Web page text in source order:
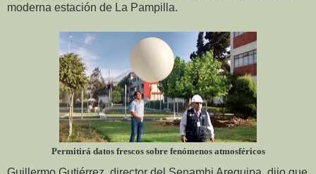
moderna estación de La Pampilla.
Permitirá datos frescos sobre fenómenos atmosféricos